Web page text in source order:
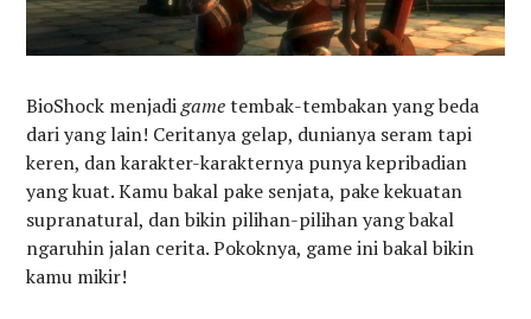
BioShock menjadigametembak-tembakan yang beda
dari yang lain! Ceritanya gelap, dunianya seram tapi
keren, dan karakter-karakternya punya kepribadian
yang kuat. Kamu bakal pake senjata, pake kekuatan
supranatural, dan bikin pilihan-pilihan yang bakal
ngaruhin jalan cerita. Pokoknya, game ini bakal bikin
kamu mikir!